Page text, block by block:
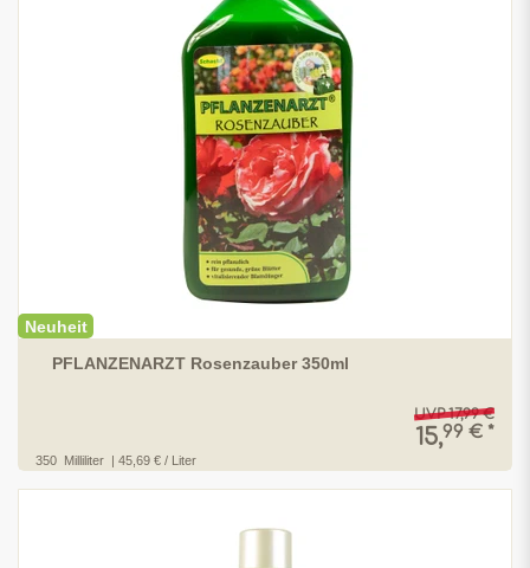
Neuheit
PFLANZENARZT Rosenzauber 350ml
UVP 17,99 €
15,99 € *
350 Milliliter | 45,69 € / Liter